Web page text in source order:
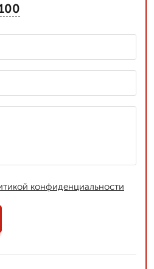
конфиденциальности